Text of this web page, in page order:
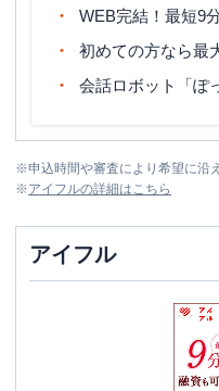
WEB完結！最短9
初めての方なら最
会話ロボット「ぽ
※申込時間や審査により希望に沿
※アイフルの詳細はこちら
アイフル